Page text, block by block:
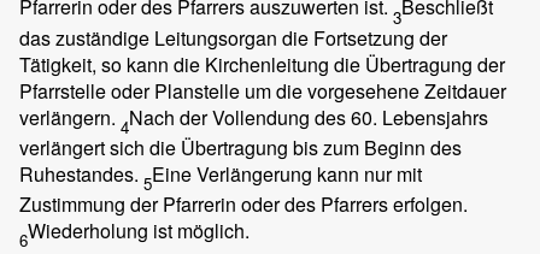
Pfarrerin oder des Pfarrers auszuwerten ist. 3Beschließt
das zuständige Leitungsorgan die Fortsetzung der
Tätigkeit, so kann die Kirchenleitung die Übertragung der
Pfarrstelle oder Planstelle um die vorgesehene Zeitdauer
verlängern. 4Nach der Vollendung des 60. Lebensjahrs
verlängert sich die Übertragung bis zum Beginn des
Ruhestandes. 5Eine Verlängerung kann nur mit
Zustimmung der Pfarrerin oder des Pfarrers erfolgen.
6Wiederholung ist möglich.